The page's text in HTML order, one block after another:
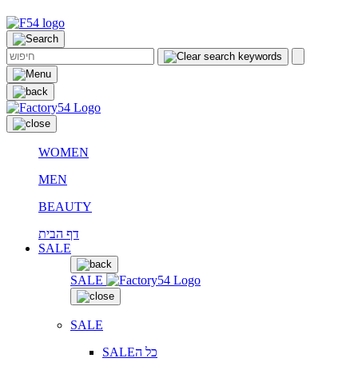
WOMEN
MEN
BEAUTY
דף הבית
SALE
SALE
SALE
SALEכל ה